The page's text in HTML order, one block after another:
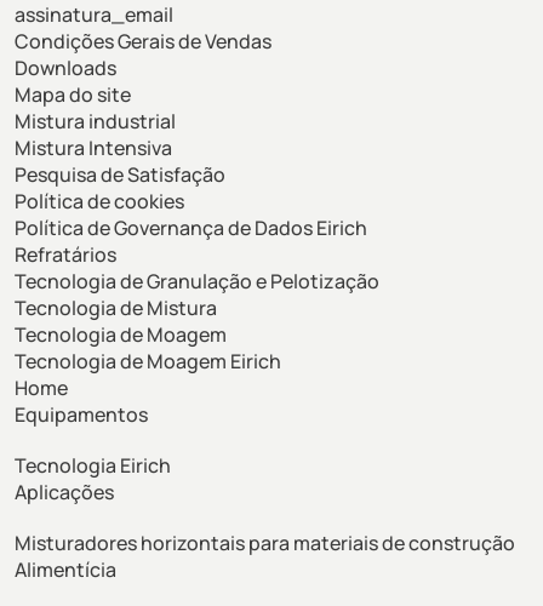
assinatura_email
Condições Gerais de Vendas
Downloads
Mapa do site
Mistura industrial
Mistura Intensiva
Pesquisa de Satisfação
Política de cookies
Política de Governança de Dados Eirich
Refratários
Tecnologia de Granulação e Pelotização
Tecnologia de Mistura
Tecnologia de Moagem
Tecnologia de Moagem Eirich
Home
Equipamentos
Tecnologia Eirich
Aplicações
Misturadores horizontais para materiais de construção
Alimentícia